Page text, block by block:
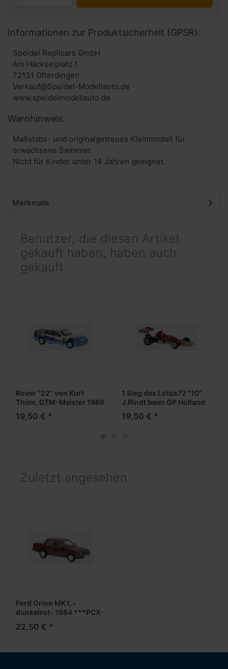
Informationen zur Produktsicherheit (GPSR):
Speidel Replicars GmbH
Am Häckselplatz 1
72131 Ofterdingen
Verkauf@Speidel-Modellauto.de
www.speidelmodellauto.de
Warnhinweis:
Maßstabs- und originalgetreues Kleinmodell für
erwachsene Sammler.
Nicht für Kinder unter 14 Jahren geeignet.
Merkmale
Benutzer, die diesen Artikel
gekauft haben, haben auch
gekauft
Rover "22" von Kurt
Thiim, DTM-Meister 1986
19,50 € *
1.Sieg des Lotus72 "10"
J.Rindt beim GP Holland
1970
19,50 € *
Zuletzt angesehen
Ford Orion MK I, -
dunkelrot- 1984 ***PCX-
22,50 € *